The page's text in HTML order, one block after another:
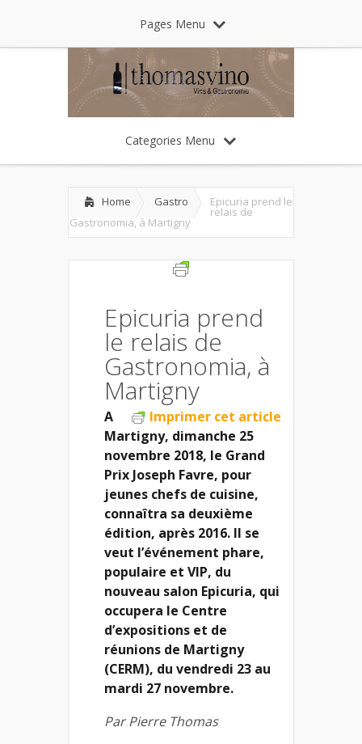
Pages Menu
Categories Menu
Home Gastro Epicuria prend le
relais de
Gastronomia, à Martigny
Epicuria prend
le relais de
Gastronomia, à
Martigny
Imprimer cet article
A
Martigny, dimanche 25
novembre 2018, le Grand
Prix Joseph Favre, pour
jeunes chefs de cuisine,
connaîtra sa deuxième
édition, après 2016. Il se
veut l’événement phare,
populaire et VIP, du
nouveau salon Epicuria, qui
occupera le Centre
d’expositions et de
réunions de Martigny
(CERM), du vendredi 23 au
mardi 27 novembre.
Par Pierre Thomas